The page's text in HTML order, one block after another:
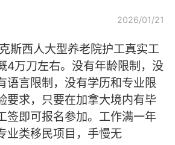
2026/01/21
斯西人大型养老院护工真实工
4万刀左右。没有年龄限制，没
语言限制，没有学历和专业限
要求，只要在加拿大境内有毕
签即可报名参加。工作满一年
业类移民项目，手慢无